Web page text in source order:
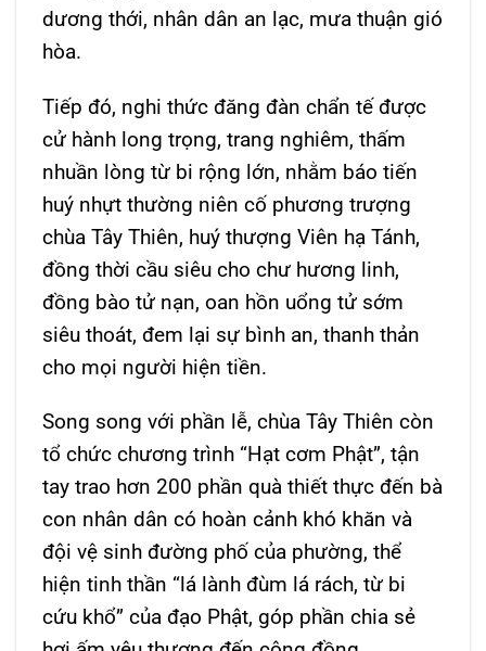
dương thới, nhân dân an lạc, mưa thuận gió
hòa.
Tiếp đó, nghi thức đăng đàn chẩn tế được
cử hành long trọng, trang nghiêm, thấm
nhuần lòng từ bi rộng lớn, nhằm báo tiến
huý nhựt thường niên cố phương trượng
chùa Tây Thiên, huý thượng Viên hạ Tánh,
đồng thời cầu siêu cho chư hương linh,
đồng bào tử nạn, oan hồn uổng tử sớm
siêu thoát, đem lại sự bình an, thanh thản
cho mọi người hiện tiền.
Song song với phần lễ, chùa Tây Thiên còn
tổ chức chương trình “Hạt cơm Phật”, tận
tay trao hơn 200 phần quà thiết thực đến bà
con nhân dân có hoàn cảnh khó khăn và
đội vệ sinh đường phố của phường, thể
hiện tinh thần “lá lành đùm lá rách, từ bi
cứu khổ” của đạo Phật, góp phần chia sẻ